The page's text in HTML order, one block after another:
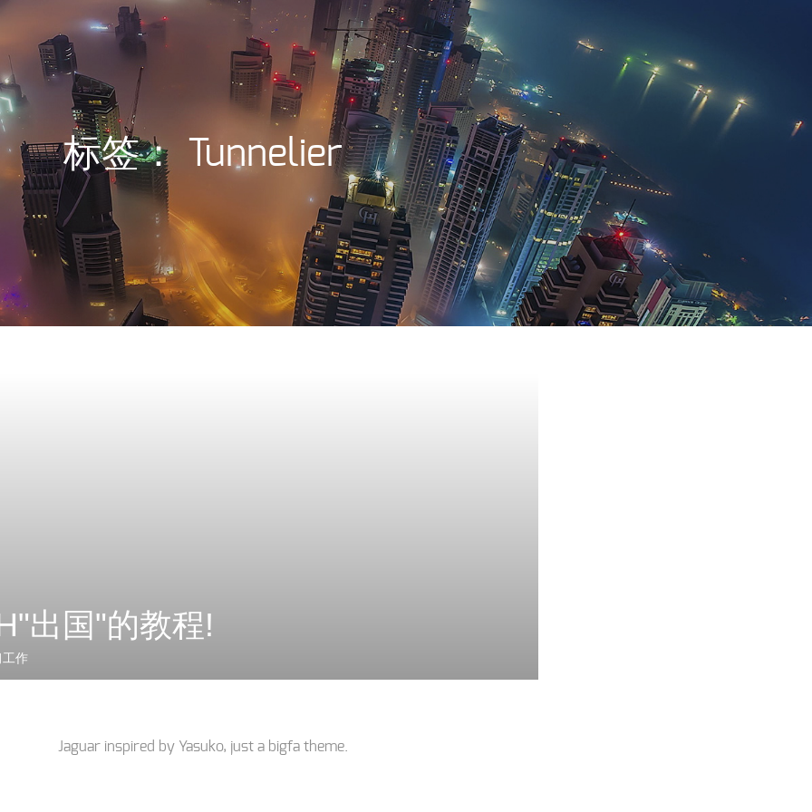
标签： Tunnelier
出国"的教程!
工作
Jaguar inspired by Yasuko, just a bigfa theme.